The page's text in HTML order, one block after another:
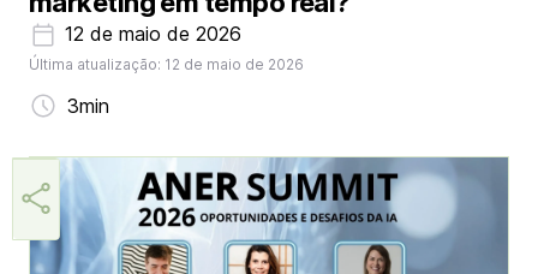
12 de maio de 2026
Última atualização: 12 de maio de 2026
3min